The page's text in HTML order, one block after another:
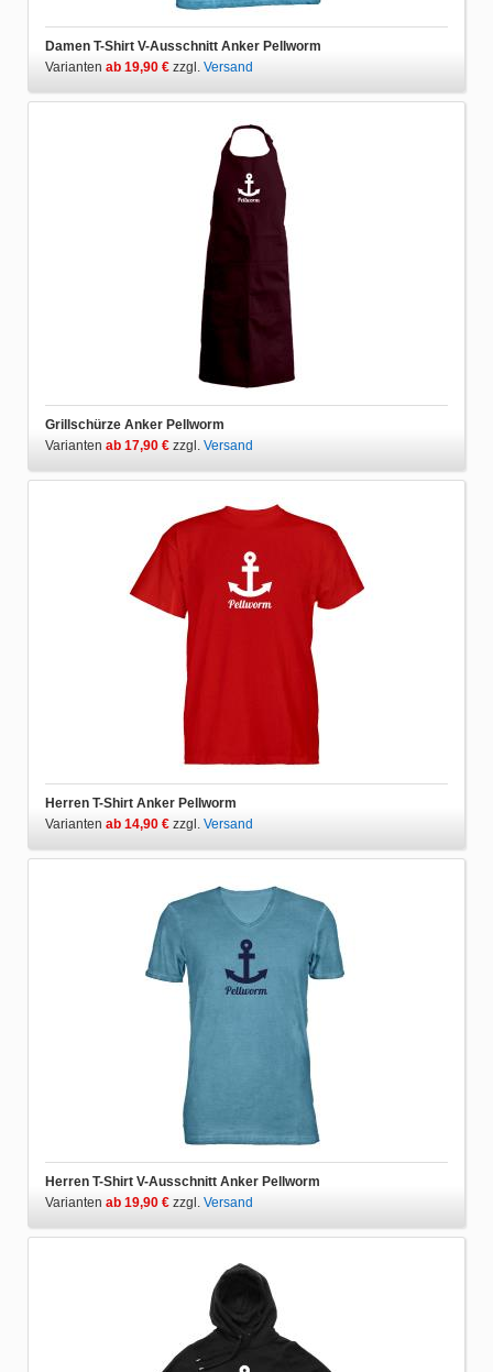
Damen T-Shirt V-Ausschnitt Anker Pellworm
Varianten ab 19,90 € zzgl. Versand
Grillschürze Anker Pellworm
Varianten ab 17,90 € zzgl. Versand
Herren T-Shirt Anker Pellworm
Varianten ab 14,90 € zzgl. Versand
Herren T-Shirt V-Ausschnitt Anker Pellworm
Varianten ab 19,90 € zzgl. Versand